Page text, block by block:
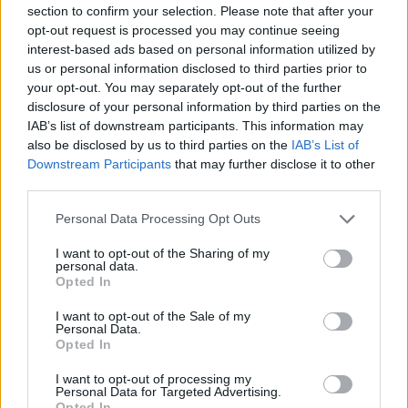
section to confirm your selection. Please note that after your
opt-out request is processed you may continue seeing
interest-based ads based on personal information utilized by
us or personal information disclosed to third parties prior to
your opt-out. You may separately opt-out of the further
disclosure of your personal information by third parties on the
IAB’s list of downstream participants. This information may
also be disclosed by us to third parties on the IAB’s List of
Downstream Participants that may further disclose it to other
Please note that this website/app uses one or more Google
not limited to your visit or usage behaviour. You may click to
grant or deny consent to Google and its third-party tags to
use your data for below specified purposes in below Google
consent section.
Personal Data Processing Opt Outs
I want to opt-out of the Sharing of my
personal data.
Opted In
I want to opt-out of the Sale of my
Personal Data.
Opted In
I want to opt-out of processing my
Personal Data for Targeted Advertising.
SMASH by Meló-Diák: Homok, zene és a nyár legjobb
hangulata – Jön a második forduló! (X)
Július végén folytatódik a balatoni strandröplabda-
sorozat.
#obsession